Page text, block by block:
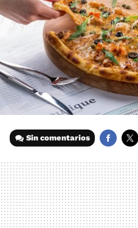
Sin comentarios